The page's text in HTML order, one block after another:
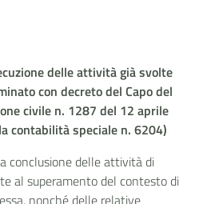
delle attività già svolte
con decreto del Capo del
civile n. 1287 del 12 aprile
contabilità speciale n. 6204)
conclusione delle attività di
al superamento del contesto di
nonché delle relative